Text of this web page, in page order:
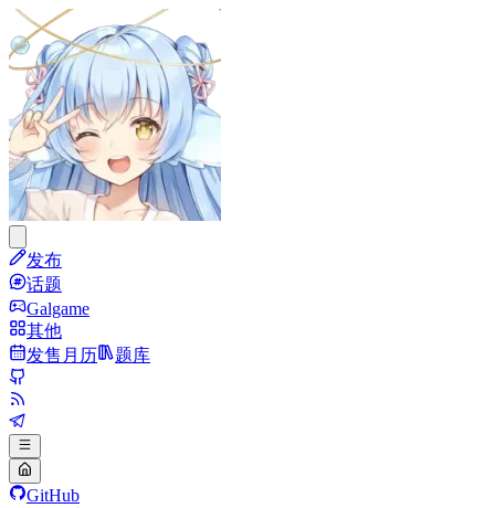
发布
话题
Galgame
其他
发售月历
题库
GitHub